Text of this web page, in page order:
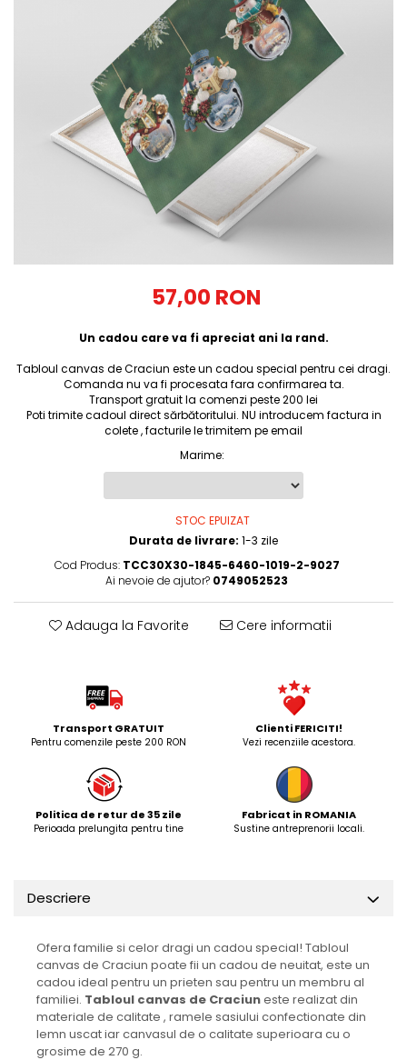
Tricouri Azi esti Tanar si maine...
Tricouri Motivationale
Tricouri Mamici
Tricouri Pensionari
Tricouri Animalute
Tricouri Stari
Tricouri Vesele
Tricouri Zicale Romanesti57,00 RON
Un cadou care va fi apreciat ani la rand.
Tabloul canvas de Craciun este un cadou special pentru cei dragi.
Comanda nu va fi procesata fara confirmarea ta.
Transport gratuit la comenzi peste 200 lei
Poti trimite cadoul direct sărbătoritului. NU introducem factura in
colete , facturile le trimitem pe email
Marime:
STOC EPUIZAT
Durata de livrare: 1-3 zile
Cod Produs: TCC30X30-1845-6460-1019-2-9027
Ai nevoie de ajutor? 0749052523
Adauga la Favorite Cere informatii
Transport GRATUIT
Pentru comenzile peste 200 RON
Clienti FERICITI!
Vezi recenziile acestora.
Politica de retur de 35 zile
Perioada prelungita pentru tine
Fabricat in ROMANIA
Sustine antreprenorii locali.
Descriere
Ofera familie si celor dragi un cadou special! Tabloul
canvas de Craciun poate fii un cadou de neuitat, este un
cadou ideal pentru un prieten sau pentru un membru al
familiei. Tabloul canvas de Craciuneste realizat din
materiale de calitate , ramele sasiului confectionate din
lemn uscat iar canvasul de o calitate superioara cu o
grosime de 270 g.